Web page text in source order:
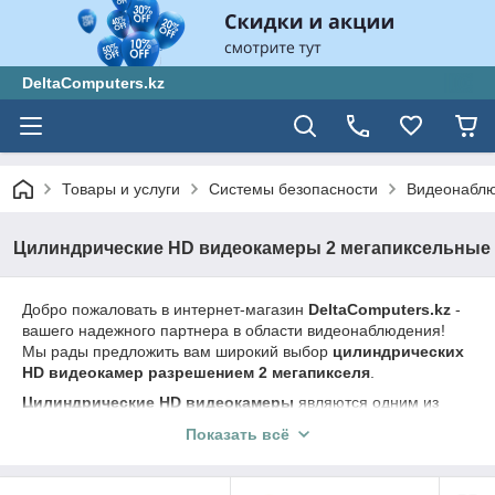
DeltaComputers.kz
Товары и услуги Системы безопасности
Цилиндрические HD видеокамеры 2 мегапиксельные
Добро пожаловать в интернет-магазин DeltaComputers.kz -
вашего надежного партнера в области видеонаблюдения!
Мы рады предложить вам широкий выбор цилиндрических
HD видеокамер разрешением 2 мегапикселя
Цилиндрические HD видеокамеры являются одним из
видеонаблюдения. Они обладают высоким качеством
Показать всё